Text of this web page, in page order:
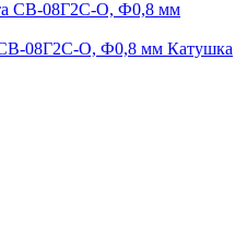
СВ-08Г2С-O, Ф0,8 мм Катушка